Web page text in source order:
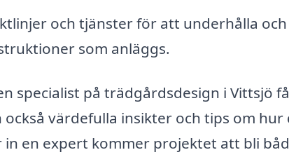
och tjänster för att underhålla
som anläggs.
specialist på trädgårdsdesign i Vittsjö
värdefulla insikter och tips om
en expert kommer projektet att bli